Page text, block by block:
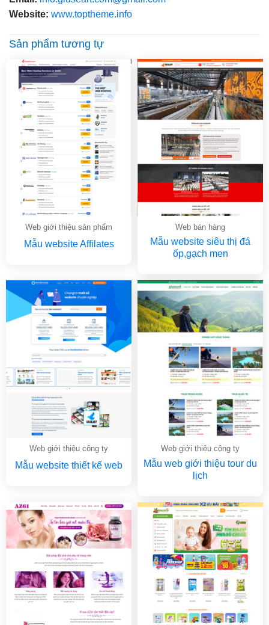
Website: www.toptheme.info
Sản phẩm tương tự
Web giới thiệu sản phẩm
Mẫu website Affilates
Web bán hàng
Mẫu website siêu thị đá
ốp,gạch men
Web giới thiệu công ty
Mẫu website thiết kế web
Web giới thiệu công ty
Mẫu web giới thiệu tour du
lịch